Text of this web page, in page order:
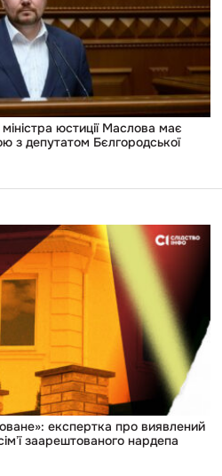
юстиції Маслова має
з депутатом Бєлгородської
експертка про виявлений
заарештованого нардепа